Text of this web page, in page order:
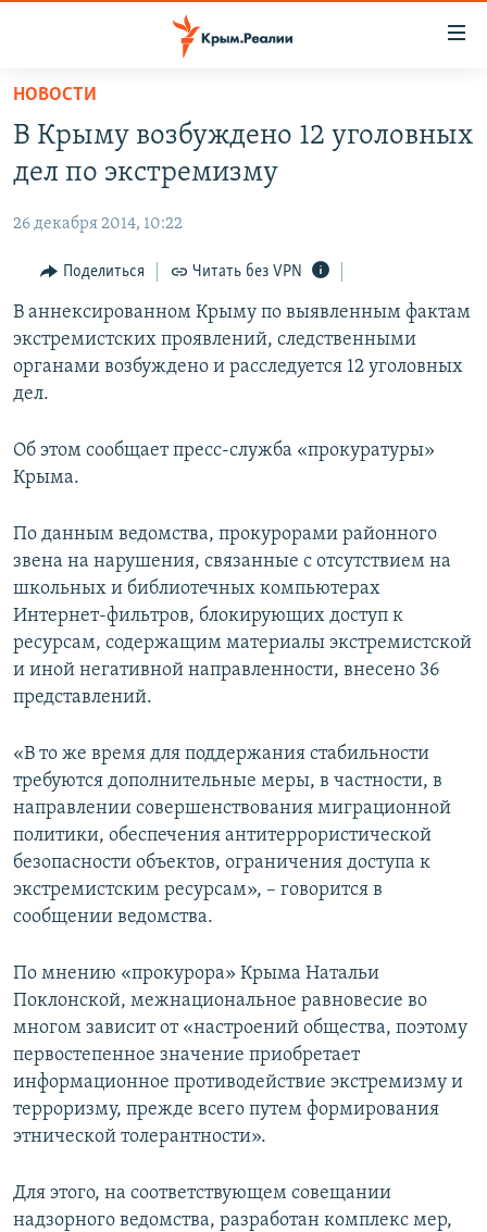
Вернуться
основному
содержанию
навигации
Вернутся
поиску
СПЕЦПРОЕКТЫ
КАРТА ВОЕННЫХ ОБЪЕКТОВ КРЫМА
11 ЛЕТ ОККУПАЦИИ КРЫМА. 11 ИСТОРИЙ СОПРОТИВЛЕНИЯ
ИСТОРИЯ
ЕЩЕ
ИНТЕРАКТИВ
ИНФОГРАФИКА
ТЕЛЕПРОЕКТ КРЫМ.РЕАЛИИ
КРЫМ.НЕПОКОРЕННЫЙ
ELIFBE
УКРАИНСКАЯ ПРОБЛЕМА КРЫМА
РАДІО СВОБОДА
КАК ОБОЙТИ БЛОКИРОВКУ
Українською
Qırımtatar
Все сайты RFE/RL
НОВОСТИ
В Крыму возбуждено 12 уголовных
дел по экстремизму
26 декабря 2014, 10:22
Поделиться Читать без VPN
В аннексированном Крыму по выявленным фактам
экстремистских проявлений, следственными
органами возбуждено и расследуется 12 уголовных
дел.
Об этом сообщает пресс-служба «прокуратуры»
Крыма.
По данным ведомства, прокурорами районного
звена на нарушения, связанные с отсутствием на
школьных и библиотечных компьютерах
Интернет-фильтров, блокирующих доступ к
ресурсам, содержащим материалы экстремистской
и иной негативной направленности, внесено 36
представлений.
«В то же время для поддержания стабильности
требуются дополнительные меры, в частности, в
направлении совершенствования миграционной
политики, обеспечения антитеррористической
безопасности объектов, ограничения доступа к
экстремистским ресурсам», – говорится в
сообщении ведомства.
По мнению «прокурора» Крыма Натальи
Поклонской, межнациональное равновесие во
многом зависит от «настроений общества, поэтому
первостепенное значение приобретает
информационное противодействие экстремизму и
терроризму, прежде всего путем формирования
этнической толерантности».
Для этого, на соответствующем совещании
надзорного ведомства, разработан комплекс мер,